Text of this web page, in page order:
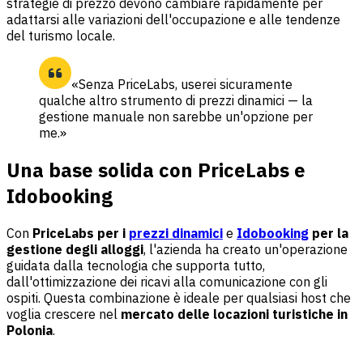
strategie di prezzo devono cambiare rapidamente per
adattarsi alle variazioni dell'occupazione e alle tendenze
del turismo locale.
«Senza PriceLabs, userei sicuramente
qualche altro strumento di prezzi dinamici — la
gestione manuale non sarebbe un'opzione per
me.»
Una base solida con PriceLabs e
Idobooking
Con PriceLabs per i prezzi dinamici e Idobooking per la
gestione degli alloggi, l'azienda ha creato un'operazione
guidata dalla tecnologia che supporta tutto,
dall'ottimizzazione dei ricavi alla comunicazione con gli
ospiti. Questa combinazione è ideale per qualsiasi host che
voglia crescere nel mercato delle locazioni turistiche in
Polonia.